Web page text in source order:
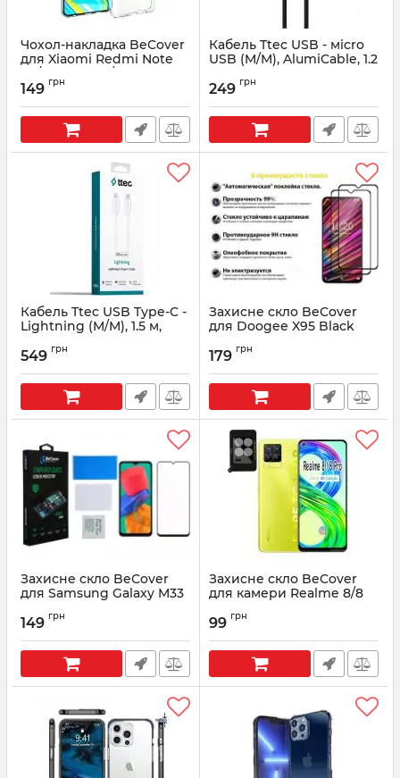
Чохол-накладка BeCover
для Xiaomi Redmi Note
9S/Note 9 Pro/Note 9 Pro
Max Transparancy
Артикул: 704765
149 грн
Кабель Ttec USB - мicro
USB (M/M), AlumiCable, 1.2
Артикул:
249 грн
Кабель Ttec USB Type-C -
Lightning (M/M), 1.5 м,
Артикул:
549 грн
Захисне скло BeCover
для Doogee X95 Black
Артикул:
179 грн
Захисне скло BeCover
для Samsung Galaxy M33
Артикул:
149 грн
Захисне скло BeCover
для камери Realme 8/8
Артикул:
99 грн